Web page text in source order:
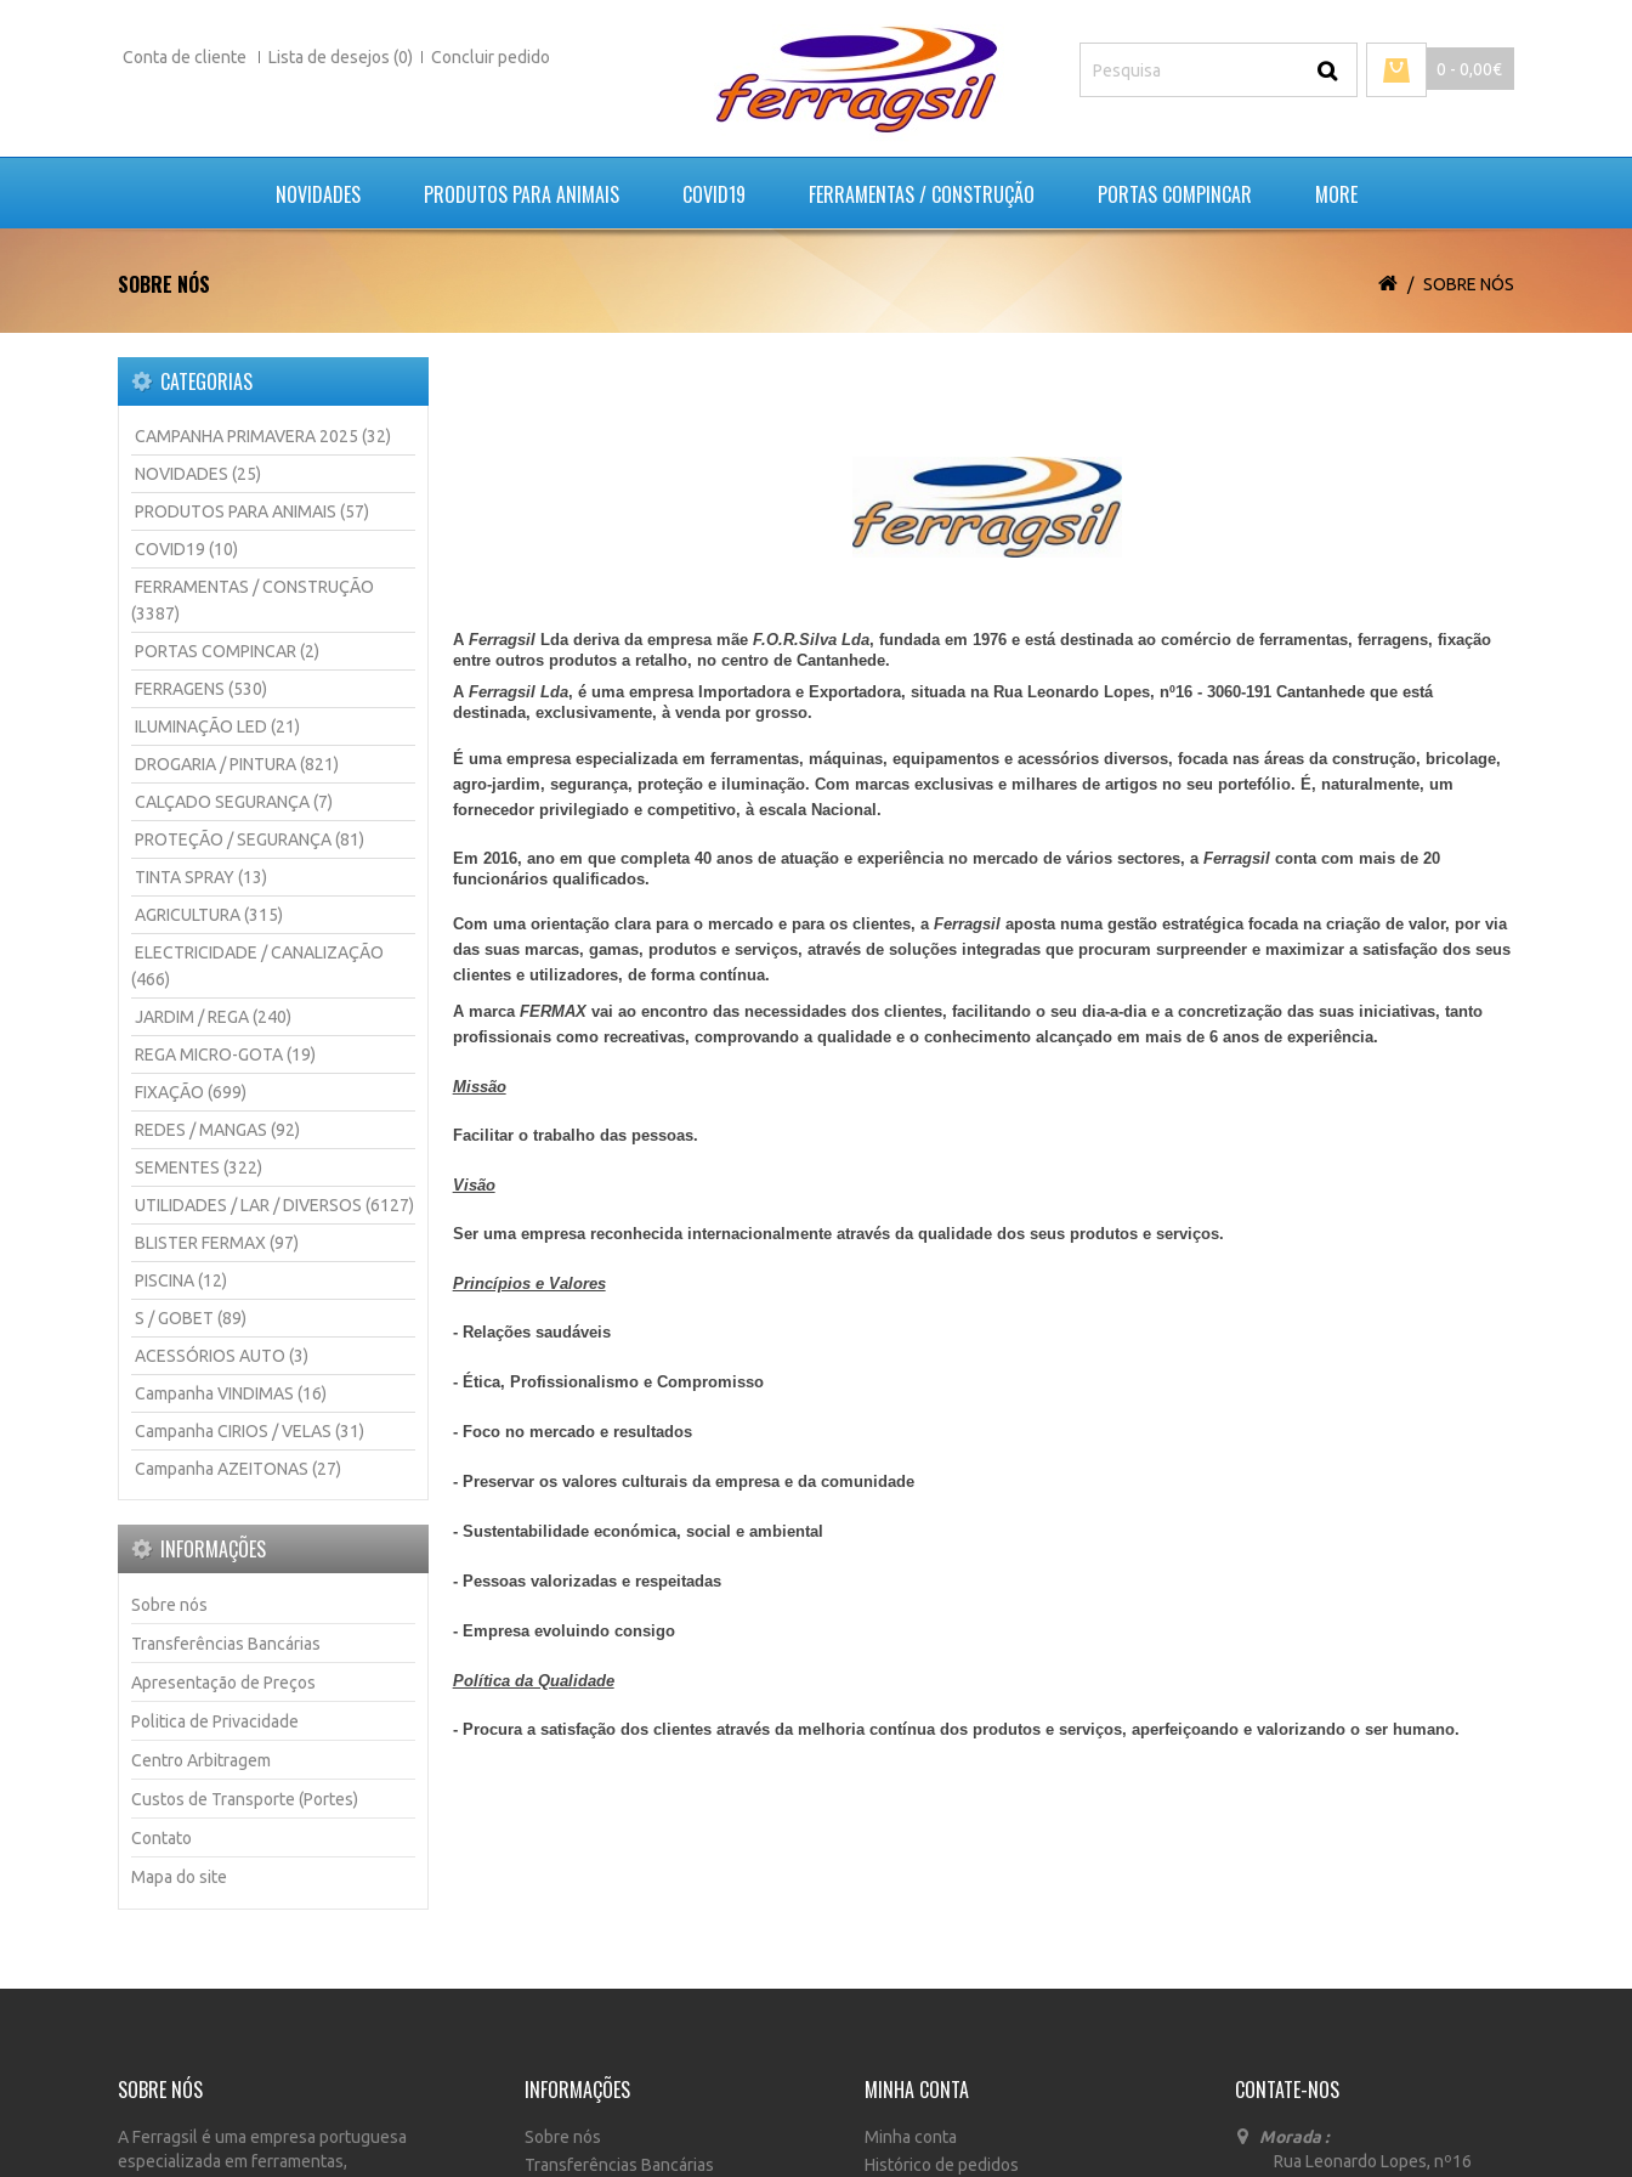
Conta de cliente Lista de desejos (0) Concluir pedido
0 - 0,00€
NOVIDADES PRODUTOS PARA ANIMAIS COVID19 FERRAMENTAS / CONSTRUÇÃO PORTAS COMPINCAR MORE
SOBRE NÓS SOBRE NÓS
CATEGORIAS
CAMPANHA PRIMAVERA 2025 (32)
NOVIDADES (25)
PRODUTOS PARA ANIMAIS (57)
COVID19 (10)
FERRAMENTAS / CONSTRUÇÃO
(3387)
PORTAS COMPINCAR (2)
FERRAGENS (530)
ILUMINAÇÃO LED (21)
DROGARIA / PINTURA (821)
CALÇADO SEGURANÇA (7)
PROTEÇÃO / SEGURANÇA (81)
TINTA SPRAY (13)
AGRICULTURA (315)
ELECTRICIDADE / CANALIZAÇÃO
(466)
JARDIM / REGA (240)
REGA MICRO-GOTA (19)
FIXAÇÃO (699)
REDES / MANGAS (92)
SEMENTES (322)
UTILIDADES / LAR / DIVERSOS (6127)
BLISTER FERMAX (97)
PISCINA (12)
S / GOBET (89)
ACESSÓRIOS AUTO (3)
Campanha VINDIMAS (16)
Campanha CIRIOS / VELAS (31)
Campanha AZEITONAS (27)
INFORMAÇÕES
Sobre nós
Transferências Bancárias
Apresentação de Preços
Politica de Privacidade
Centro Arbitragem
Custos de Transporte (Portes)
Contato
Mapa do site
A FerragsilLda deriva da empresa mãe F.O.R.Silva Lda, fundada em 1976 e está destinada ao comércio de ferramentas, ferragens, fixação
entre outros produtos a retalho, no centro de Cantanhede.
A Ferragsil Lda, é uma empresa Importadora e Exportadora, situada na Rua Leonardo Lopes, nº16 - 3060-191 Cantanhede que está
destinada, exclusivamente, à venda por grosso.
É uma empresa especializada em ferramentas, máquinas, equipamentos e acessórios diversos, focada nas áreas da construção, bricolage,
agro-jardim, segurança, proteção e iluminação. Com marcas exclusivas e milhares de artigos no seu portefólio. É, naturalmente, um
fornecedor privilegiado e competitivo, à escala Nacional.
Em 2016, ano em que completa 40 anos de atuação e experiência no mercado de vários sectores, a Ferragsilconta com mais de 20
funcionários qualificados.
Com uma orientação clara para o mercado e para os clientes, a Ferragsilaposta numa gestão estratégica focada na criação de valor, por via
das suas marcas, gamas, produtos e serviços, através de soluções integradas que procuram surpreender e maximizar a satisfação dos seus
clientes e utilizadores, de forma contínua.
A marca FERMAXvai ao encontro das necessidades dos clientes, facilitando o seu dia-a-dia e a concretização das suas iniciativas, tanto
profissionais como recreativas, comprovando a qualidade e o conhecimento alcançado em mais de 6 anos de experiência.
Missão
Facilitar o trabalho das pessoas.
Visão
Ser uma empresa reconhecida internacionalmente através da qualidade dos seus produtos e serviços.
Princípios e Valores
- Relações saudáveis
- Ética, Profissionalismo e Compromisso
- Foco no mercado e resultados
- Preservar os valores culturais da empresa e da comunidade
- Sustentabilidade económica, social e ambiental
- Pessoas valorizadas e respeitadas
- Empresa evoluindo consigo
Política da Qualidade
- Procura a satisfação dos clientes através da melhoria contínua dos produtos e serviços, aperfeiçoando e valorizando o ser humano.
SOBRE NÓS
A Ferragsil é uma empresa portuguesa
especializada em ferramentas,
INFORMAÇÕES
Sobre nós
Transferências Bancárias
MINHA CONTA
Minha conta
Histórico de pedidos
CONTATE-NOS
Morada :
Rua Leonardo Lopes, nº16